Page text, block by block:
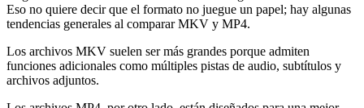
Eso no quiere decir que el formato no juegue un papel; hay algunas
tendencias generales al comparar MKV y MP4.
Los archivos MKV suelen ser más grandes porque admiten
funciones adicionales como múltiples pistas de audio, subtítulos y
archivos adjuntos.